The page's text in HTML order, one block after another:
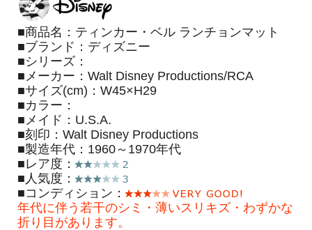
■商品名：ティンカー・ベル ランチョンマット
■ブランド：ディズニー
■シリーズ：
■メーカー：Walt Disney Productions/RCA
■サイズ(cm)：W45×H29
■カラー：
■メイド：U.S.A.
■刻印：Walt Disney Productions
■製造年代：1960～1970年代
■レア度：
■人気度：
■コンディション：
年代に伴う若干のシミ・薄いスリキズ・わずかな
折り目があります。